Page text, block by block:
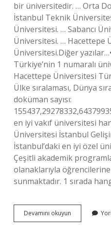
bir üniversitedir. … Orta
İstanbul Teknik
Üniversitesi. … Sabancı
Üniversitesi. … Hacettepe
Üniversitesi.Diğer
Türkiye’nin 1 numaralı
Hacettepe Üniversitesi
Ülke sıralaması, Dünya
doküman sayısı:
en iyi vakıf üniversitesi
Üniversitesi İstanbul
İstanbul’daki en iyi özel
Çeşitli akademik
olanaklarıyla
sunmaktadır. 1 sırada
Devamını okuyun Türkiyenin
En